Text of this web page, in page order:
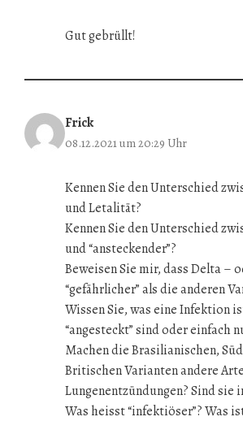
Gut gebrüllt!
Frick
08.12.2021 um 20:29 Uhr
Kennen Sie den Unterschied
und Letalität?
Kennen Sie den Unterschied
und “ansteckender”?
Beweisen Sie mir, dass Delta –
“gefährlicher” als die anderen
Wissen Sie, was eine Infektion
“angesteckt” sind oder einfach
Machen die Brasilianischen,
Britischen Varianten andere
Lungenentzündungen? Sind sie
Was heisst “infektiöser”? Was